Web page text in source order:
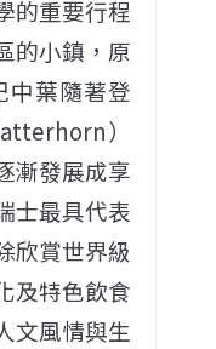
的重要行程
的小鎮，原
中葉隨著登
）
漸發展成享
士最具代表
欣賞世界級
及特色飲食
文風情與生